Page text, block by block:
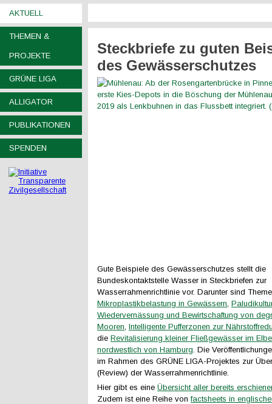
AKTUELL
THEMEN &
PROJEKTE
GRÜNE LIGA
ALLIGATOR
PUBLIKATIONEN
SPENDEN
Steckbriefe zu guten
des Gewässerschutzes
Gute Beispiele des Gewässerschutzes stellt die
Bundeskontaktstelle Wasser in Steckbriefen zur
Wasserrahmenrichtlinie vor. Darunter sind
Mikroplastikbelastung in Gewässern,
Wiedervernässung und Bewirtschaftung von
Mooren, Intelligente Pufferzonen zur
die Revitalisierung kleiner Fließgewässer im
nordwestlich von Hamburg. Die
im Rahmen des GRÜNE LIGA-Projektes zur
(Review) der Wasserrahmenrichtlinie.
Hier gibt es eine Übersicht aller bereits
Zudem ist eine Reihe vonfactsheets in